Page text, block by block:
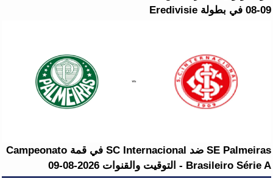
08-09 في بطولة Eredivisie
SE Palmeiras ضد SC Internacional في قمة Campeonato
Brasileiro Série A - التوقيت والقنوات 2026-08-09